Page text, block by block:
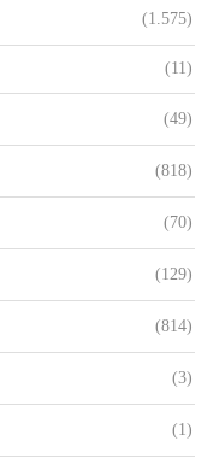
(1.575)
(11)
(49)
(818)
(70)
(129)
(814)
(3)
(1)